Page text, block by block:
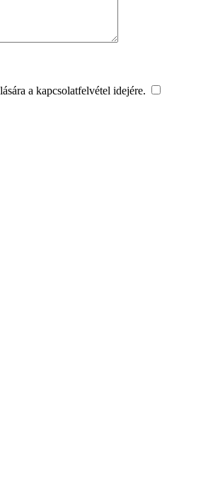
a kapcsolatfelvétel idejére.